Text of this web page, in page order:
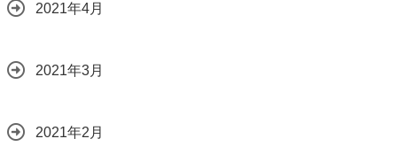
2021年4月
2021年3月
2021年2月